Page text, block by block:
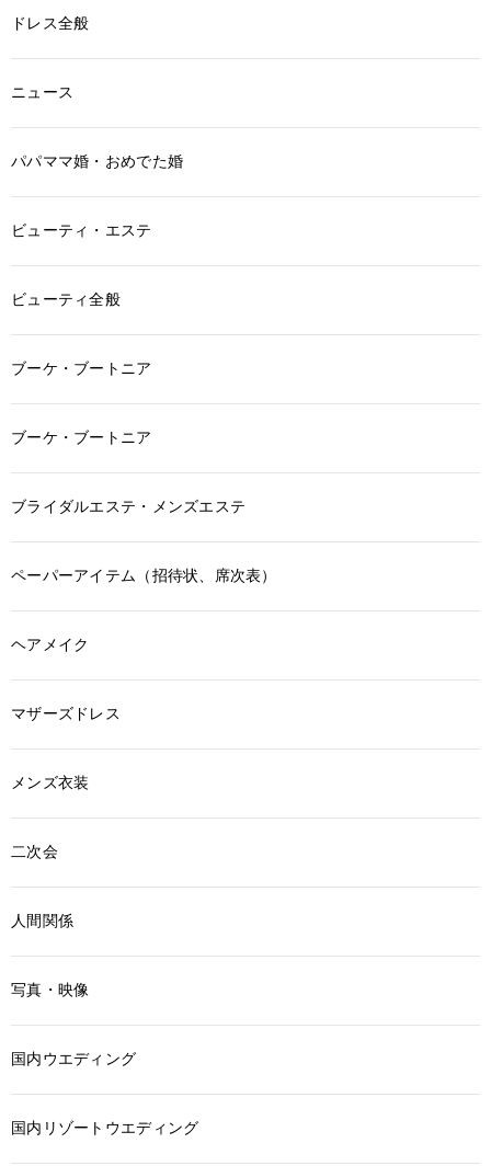
ドレス全般
ニュース
パパママ婚・おめでた婚
ビューティ・エステ
ビューティ全般
ブーケ・ブートニア
ブーケ・ブートニア
ブライダルエステ・メンズエステ
ペーパーアイテム（招待状、席次表）
ヘアメイク
マザーズドレス
メンズ衣装
二次会
人間関係
写真・映像
国内ウエディング
国内リゾートウエディング